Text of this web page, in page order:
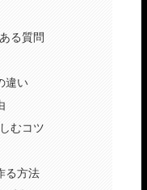
る質問
違い
むコツ
る方法